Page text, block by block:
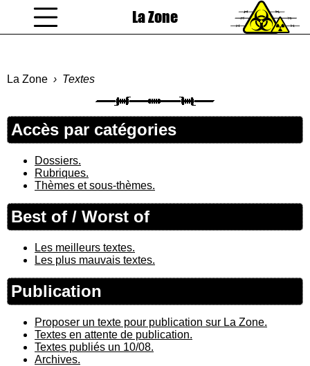
La Zone
La Zone Textes
Accès par catégories
Dossiers.
Rubriques.
Thèmes et sous-thèmes.
Best of / Worst of
Les meilleurs textes.
Les plus mauvais textes.
Publication
Proposer un texte pour publication sur La Zone.
Textes en attente de publication.
Textes publiés un 10/08.
Archives.